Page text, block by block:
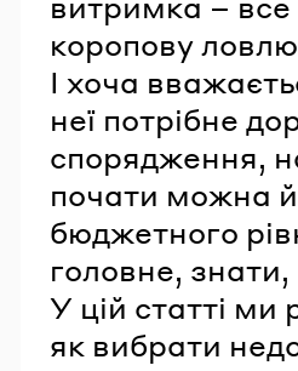
коропову
І хоча
неї потрібне
спорядження,
почати можна
бюджетного
головне,
У цій статті
як вибрати